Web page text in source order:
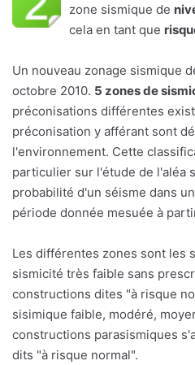
zone sismique de
cela en tant que
Un nouveau zonage sismique
octobre 2010. 5 zones de
préconisations différentes
préconisation y afférant sont
l'environnement. Cette
particulier sur l'étude de l'aléa
probabilité d'un séisme dans
période donnée mesuée à
Les différentes zones sont les
sismicité très faible sans
constructions dites "à risque
sisimique faible, modéré,
constructions parasismiques
dits "à risque normal".